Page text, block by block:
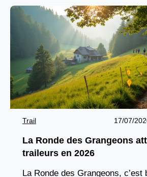
Trail 17/07/
La Ronde des Grangeons
traileurs en 2026
La Ronde des Grangeons, c’est